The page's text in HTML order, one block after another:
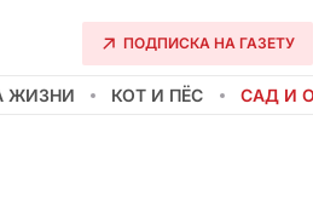
ПОДПИСКА НА ГАЗЕТУ
ЖИЗНИ КОТ И ПЁС САД И